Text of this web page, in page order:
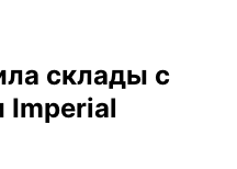
склады с
Imperial